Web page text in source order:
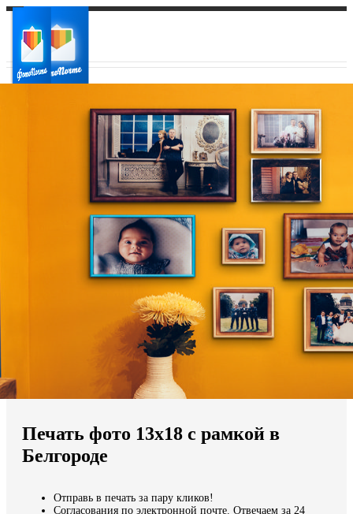
Ваш регион доставки
Выберите из списка:
Мы доставляем по всему миру
Продолжить без города
Печать фото 13х18 с рамкой в
Белгороде
Отправь в печать за пару кликов!
Согласования по электронной почте. Отвечаем за 24